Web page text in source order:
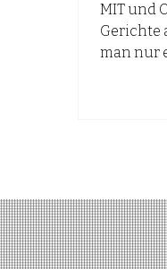
MIT und
Gerichte
man nur